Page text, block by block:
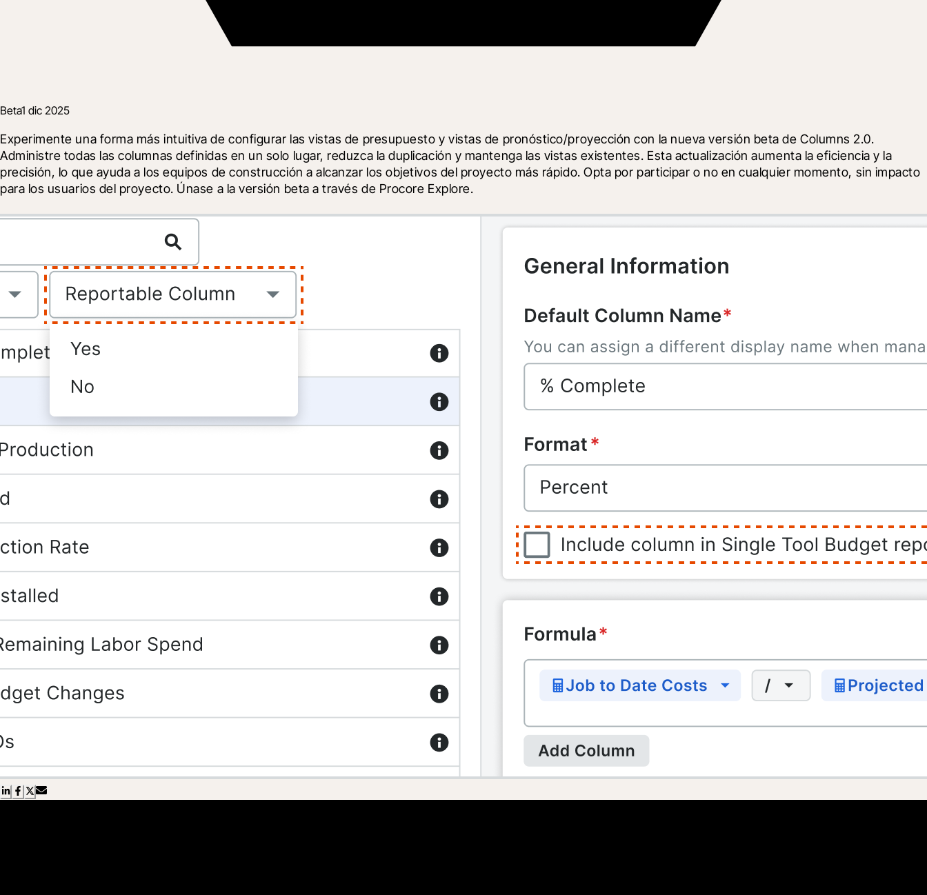
Beta1 dic 2025
Experimente una forma más intuitiva de configurar las vistas de presupuesto y vistas de pronóstico/proyección con la nueva versión beta de Columns 2.0.
Administre todas las columnas definidas en un solo lugar, reduzca la duplicación y mantenga las vistas existentes. Esta actualización aumenta la eficiencia y la
precisión, lo que ayuda a los equipos de construcción a alcanzar los objetivos del proyecto más rápido. Opta por participar o no en cualquier momento, sin impacto
para los usuarios del proyecto. Únase a la versión beta a través de Procore Explore.